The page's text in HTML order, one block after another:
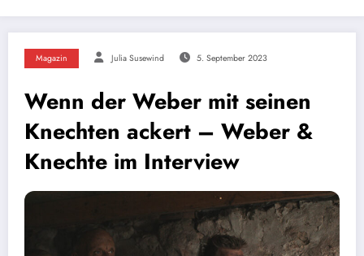
Magazin Julia Susewind 5. September 2023
Wenn der Weber mit seinen
Knechten ackert – Weber &
Knechte im Interview